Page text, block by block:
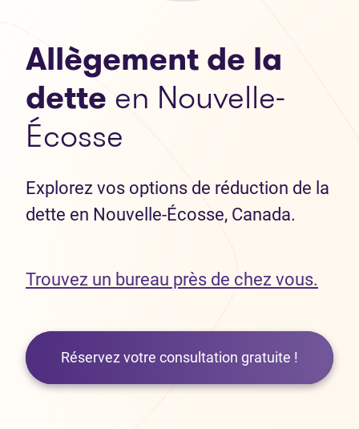
Allègement de la
dette en Nouvelle-
Écosse
Explorez vos options de réduction de la
dette en Nouvelle-Écosse, Canada.
Trouvez un bureau près de chez vous.
Réservez votre consultation gratuite !